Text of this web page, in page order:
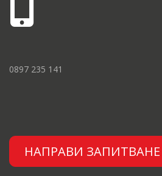
0897 235 141
НАПРАВИ ЗАПИТВАНЕ